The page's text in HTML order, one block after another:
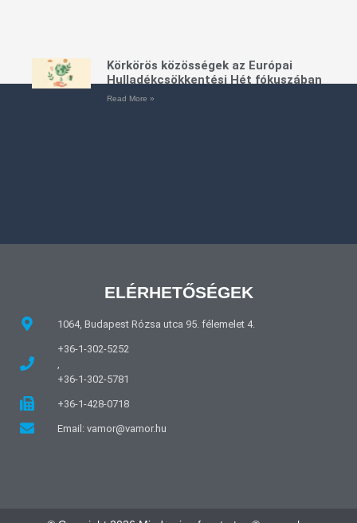
Körkörös közösségek az Európai
Hulladékcsökkentési Hét fókuszában
Read More »
ELÉRHETŐSÉGEK
1064, Budapest Rózsa utca 95. félemelet 4.
+36-1-302-5252
+36-1-302-5781
+36-1-428-0718
Email: vamor@vamor.hu